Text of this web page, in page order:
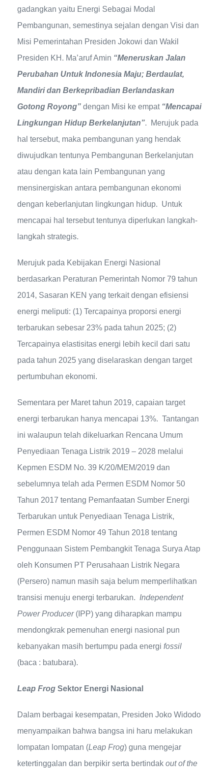
gadangkan yaitu Energi Sebagai Modal
Pembangunan, semestinya sejalan dengan Visi dan
Misi Pemerintahan Presiden Jokowi dan Wakil
Presiden KH. Ma’aruf Amin “Meneruskan Jalan
Perubahan Untuk Indonesia Maju; Berdaulat,
Mandiri dan Berkepribadian Berlandaskan
Gotong Royong” dengan Misi ke empat “Mencapai
Lingkungan Hidup Berkelanjutan”. Merujuk pada
hal tersebut, maka pembangunan yang hendak
diwujudkan tentunya Pembangunan Berkelanjutan
atau dengan kata lain Pembangunan yang
mensinergiskan antara pembangunan ekonomi
dengan keberlanjutan lingkungan hidup. Untuk
mencapai hal tersebut tentunya diperlukan langkah-
langkah strategis.
Merujuk pada Kebijakan Energi Nasional
berdasarkan Peraturan Pemerintah Nomor 79 tahun
2014, Sasaran KEN yang terkait dengan efisiensi
energi meliputi: (1) Tercapainya proporsi energi
terbarukan sebesar 23% pada tahun 2025; (2)
Tercapainya elastisitas energi lebih kecil dari satu
pada tahun 2025 yang diselaraskan dengan target
pertumbuhan ekonomi.
Sementara per Maret tahun 2019, capaian target
energi terbarukan hanya mencapai 13%. Tantangan
ini walaupun telah dikeluarkan Rencana Umum
Penyediaan Tenaga Listrik 2019 – 2028 melalui
Kepmen ESDM No. 39 K/20/MEM/2019 dan
sebelumnya telah ada Permen ESDM Nomor 50
Tahun 2017 tentang Pemanfaatan Sumber Energi
Terbarukan untuk Penyediaan Tenaga Listrik,
Permen ESDM Nomor 49 Tahun 2018 tentang
Penggunaan Sistem Pembangkit Tenaga Surya Atap
oleh Konsumen PT Perusahaan Listrik Negara
(Persero) namun masih saja belum memperlihatkan
transisi menuju energi terbarukan. Independent
Power Producer(IPP) yang diharapkan mampu
mendongkrak pemenuhan energi nasional pun
kebanyakan masih bertumpu pada energi fossil
(baca : batubara).
Leap Frog Sektor Energi Nasional
Dalam berbagai kesempatan, Presiden Joko Widodo
menyampaikan bahwa bangsa ini haru melakukan
lompatan lompatan (Leap Frog) guna mengejar
ketertinggalan dan berpikir serta bertindak out of the